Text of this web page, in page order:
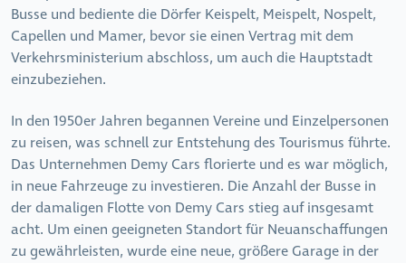
Busse und bediente die Dörfer Keispelt, Meispelt, Nospelt,
Capellen und Mamer, bevor sie einen Vertrag mit dem
Verkehrsministerium abschloss, um auch die Hauptstadt
einzubeziehen.
In den 1950er Jahren begannen Vereine und Einzelpersonen
zu reisen, was schnell zur Entstehung des Tourismus führte.
Das Unternehmen Demy Cars florierte und es war möglich,
in neue Fahrzeuge zu investieren. Die Anzahl der Busse in
der damaligen Flotte von Demy Cars stieg auf insgesamt
acht. Um einen geeigneten Standort für Neuanschaffungen
zu gewährleisten, wurde eine neue, größere Garage in der